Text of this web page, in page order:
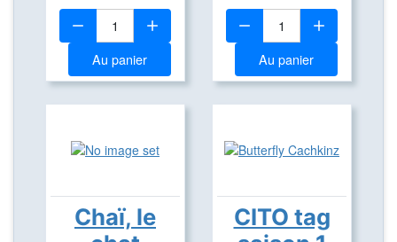
Quantité:
Au panier
Quantité:
Au panier
Chaï, le
CITO tag